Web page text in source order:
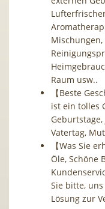
Raum usw..
【Beste
ist ein tolles
Geburtstage,
Vatertag,
【Was Sie
Öle, Schöne
Sie bitte,
Lösung zur